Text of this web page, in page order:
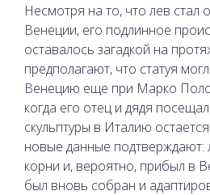
Несмотря на то, что лев стал
Венеции, его подлинное
оставалось загадкой на
предполагают, что статуя
Венецию еще при Марко
когда его отец и дядя
скульптуры в Италию
новые данные подтверждают:
корни и, вероятно, прибыл в
был вновь собран и